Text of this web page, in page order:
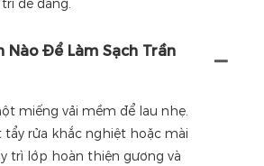
dễ dàng.
Nào Để Làm Sạch Trần
miếng vải mềm để lau nhẹ.
tẩy rửa khắc nghiệt hoặc mài
trì lớp hoàn thiện gương và